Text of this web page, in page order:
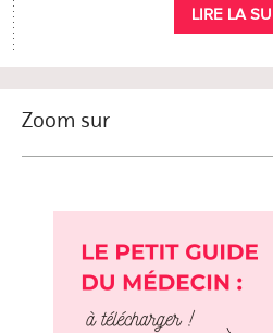
LIRE LA
Zoom sur